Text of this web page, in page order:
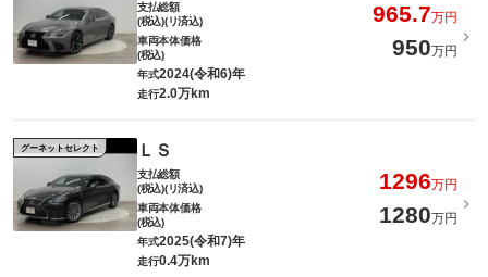
支払総額
(税込)(リ済込)
965.7万円
車両本体価格
(税込)
950万円
年式2024(令和6)年
走行2.0万km
グーネットセレクト ＬＳ
支払総額
(税込)(リ済込)
1296万円
車両本体価格
(税込)
1280万円
年式2025(令和7)年
走行0.4万km